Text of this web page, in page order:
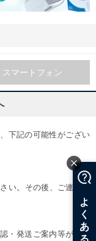
スマートフォン
下記の可能性がござい
い。その後、ご連絡を
・発送ご案内等が届き